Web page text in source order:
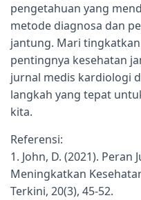
pengetahuan yang
metode diagnosa dan
jantung. Mari
pentingnya kesehatan
jurnal medis kardiologi
langkah yang tepat
kita.
Referensi:
1. John, D. (2021).
Meningkatkan
Terkini, 20(3), 45-52.